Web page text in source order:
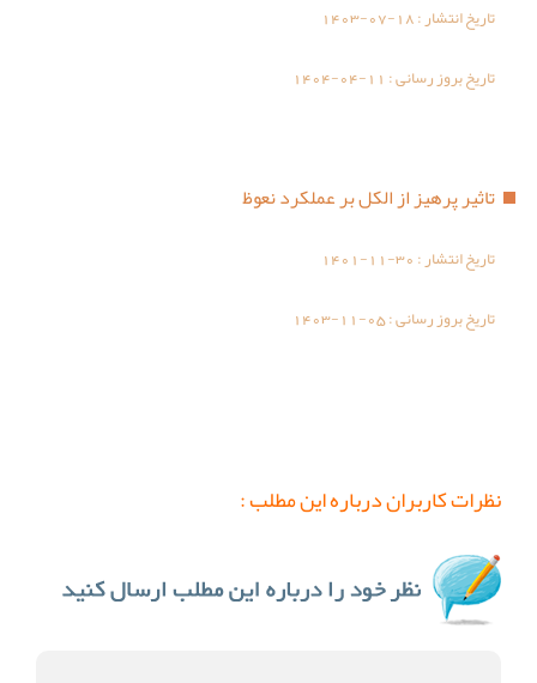
تاریخ انتشار :1403-07-18
تاریخ بروز رسانی : 1404-04-11
تاثیر پرهیز از الکل بر عملکرد نعوظ
تاریخ انتشار :1401-11-30
تاریخ بروز رسانی :1403-11-05
نظرات کاربران درباره این مطلب :